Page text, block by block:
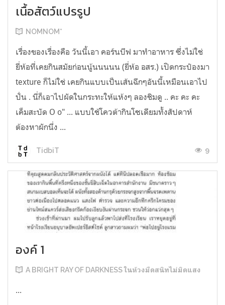
เนื้อสัตว์แปรรูป
NOMNOM*
เรื่องของเรื่องคือ วันนี้เอา คอร์นบีฟ มาทำอาหาร ซึ่งไม่ใช่
ยี่ห้อที่เคยกินสมัยก่อนนู้นนนนน (ยี่ห้อ อสร.) เปิดกระป๋องมา
texture ก็ไม่ใช่ เคยกินแบบเป็นเส้นฉีกๆอันนี้เหมือนเอาไป
ปั่น . นี่ก็เอาไปผัดในกระทะให้แห้งๆ ลองชิมดู .. คะ คะ คะ
เค็มสะบัด O o" ... แบบใช้โควต้ากินโซเดียมทั้งสัปดาห์
ต้องหาผักนึ่ง ...
TidbiT 9
องค์ 1
A BRIGHT RAY OF DARKNESS ในห้วงมืดสนิทไม่มิดแสง
...